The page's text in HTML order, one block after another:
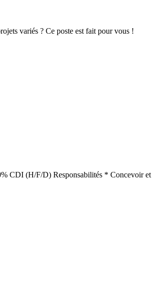
variés ? Ce poste est fait pour vous !
CDI (H/F/D) Responsabilités * Concevoir et